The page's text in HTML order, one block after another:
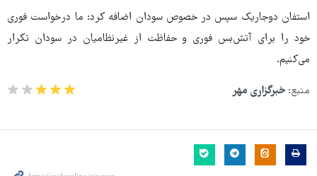
استفان دوجاریک سپس در خصوص سودان اضافه کرد: ما درخواست فوری
خود را برای آتش‌بس فوری و حفاظت از غیرنظامیان در سودان تکرار
می‌کنیم.
منبع: خبرگزاری مهر